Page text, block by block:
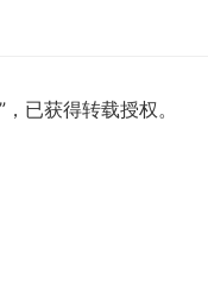
已获得转载授权。